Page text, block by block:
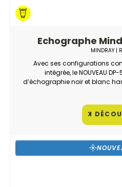
Echographe
MINDRAY|
Avec ses configurations
intégrée, le NOUVEAU
d’échographie noir et blanc